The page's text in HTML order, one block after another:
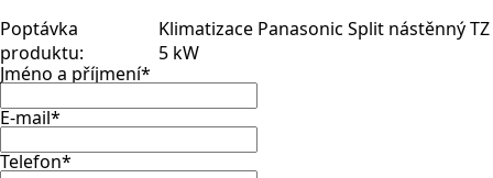
Poptávka
produktu:
Klimatizace Panasonic Split nástěnný TZ
5 kW
Jméno a příjmení*
E-mail*
Telefon*